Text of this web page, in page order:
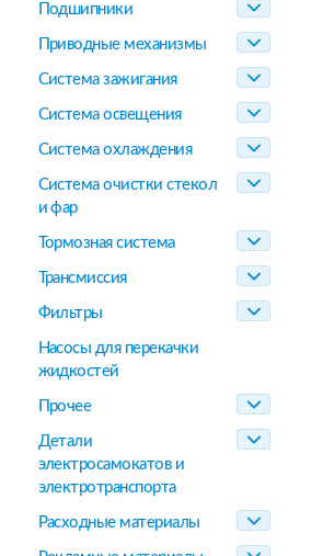
Подшипники
Приводные механизмы
Система зажигания
Система освещения
Система охлаждения
Система очистки стекол
и фар
Тормозная система
Трансмиссия
Фильтры
Насосы для перекачки
жидкостей
Прочее
Детали
электросамокатов и
электротранспорта
Расходные материалы